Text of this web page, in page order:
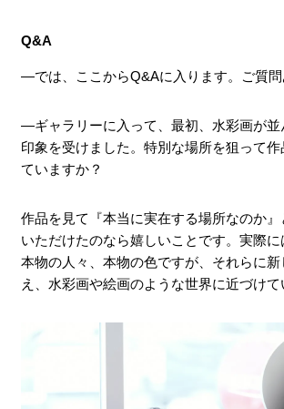
Q&A
―では、ここからQ&Aに入ります。ご質問
―ギャラリーに入って、最初、水彩画が並
印象を受けました。特別な場所を狙って作
ていますか？
作品を見て『本当に実在する場所なのか』
いただけたのなら嬉しいことです。実際に
本物の人々、本物の色ですが、それらに
え、水彩画や絵画のような世界に近づけて